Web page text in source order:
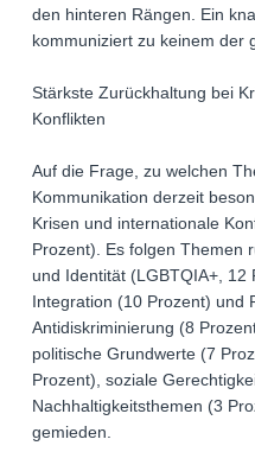
den hinteren Rängen. Ein
kommuniziert zu keinem der
Stärkste Zurückhaltung bei
Konflikten
Auf die Frage, zu welchen
Kommunikation derzeit
Krisen und internationale
Prozent). Es folgen Themen
und Identität (LGBTQIA+, 12
Integration (10 Prozent) und
Antidiskriminierung (8
politische Grundwerte (7
Prozent), soziale
Nachhaltigkeitsthemen (3
gemieden.